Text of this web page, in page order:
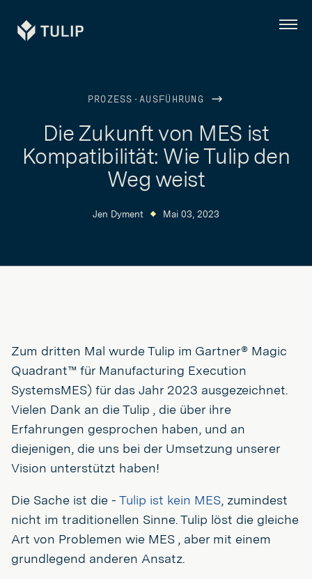
Tulip Menü
PROZESS-AUSFÜHRUNG
Die Zukunft von MES ist
Kompatibilität: Wie Tulip den
Weg weist
Jen Dyment Mai 03, 2023
Zum dritten Mal wurde Tulip im Gartner® Magic
Quadrant™ für Manufacturing Execution
SystemsMES) für das Jahr 2023 ausgezeichnet.
Vielen Dank an die Tulip , die über ihre
Erfahrungen gesprochen haben, und an
diejenigen, die uns bei der Umsetzung unserer
Vision unterstützt haben!
Die Sache ist die - Tulip ist kein MES, zumindest
nicht im traditionellen Sinne. Tulip löst die gleiche
Art von Problemen wie MES , aber mit einem
grundlegend anderen Ansatz.